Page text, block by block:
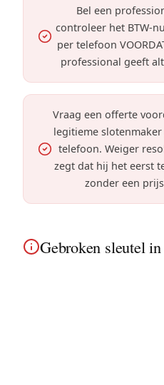
Bel een
controleer het BTW-
per telefoon
professional geeft
Vraag een offerte
legitieme
telefoon. Weiger
zegt dat hij het eerst
zonder een
Gebroken sleutel